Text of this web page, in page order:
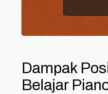
Dampak
Belajar